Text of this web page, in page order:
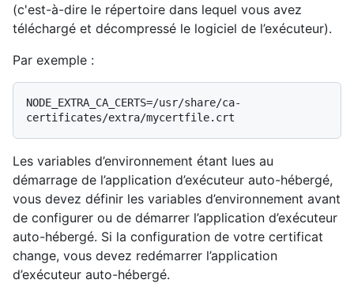
(c'est-à-dire le répertoire dans lequel vous avez
téléchargé et décompressé le logiciel de l’exécuteur).
Par exemple :
NODE_EXTRA_CA_CERTS=/usr/share/ca-
Les variables d’environnement étant lues au
démarrage de l’application d’exécuteur auto-hébergé,
vous devez définir les variables d’environnement avant
de configurer ou de démarrer l’application d’exécuteur
auto-hébergé. Si la configuration de votre certificat
change, vous devez redémarrer l’application
d’exécuteur auto-hébergé.